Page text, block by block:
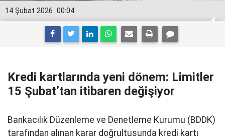
00:04
14 Şubat 2026
Kredi kartlarında yeni dönem: Limitler
15 Şubat’tan itibaren değişiyor
Bankacılık Düzenleme ve Denetleme Kurumu (BDDK)
tarafından alınan karar doğrultusunda kredi kartı